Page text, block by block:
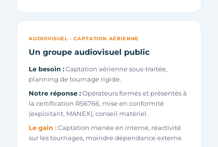
AUDIOVISUEL · CAPTATION AÉRIENNE
Un groupe audiovisuel public
Le besoin :Captation aérienne sous-traitée,
planning de tournage rigide.
Notre réponse :Opérateurs formés et présentés à
la certification RS6766, mise en conformité
(exploitant, MANEX), conseil matériel.
Le gain :Captation menée en interne, réactivité
sur les tournages, moindre dépendance externe.